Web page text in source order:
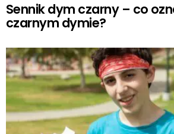
Sennik dym czarny – co
czarnym dymie?